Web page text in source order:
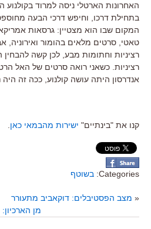
האחרונות הארטלי ניסה למרוד
בתחילת דרכו, וחיפש דרכי הבעה
המקום שבו הוא מצטיין: גרסאות
טאטי, סרטים מלאים בהומור ואירוניה,
רציניות וחתומות מבע, לכן קשה
רציניות. כשאני רואה סרטים של האל
אנדרסון היתה עושה קולנוע, ככה זה היה
קנו את "בינתיים" ישירות מהבמאי כאן.
Categories: בשוטף
« מצב הפסטיבלים: דוקאביב מתעורר
מן הארכיון: